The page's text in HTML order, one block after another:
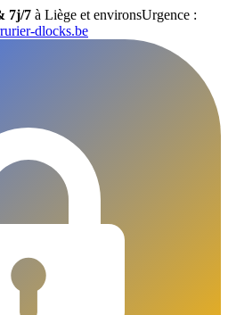
7j/7 à Liège et environsUrgence :
dlocks.be